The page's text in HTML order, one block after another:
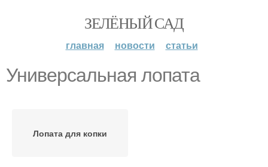
ЗЕЛЁНЫЙ САД
главная новости статьи
Универсальная лопата
Лопата для копки